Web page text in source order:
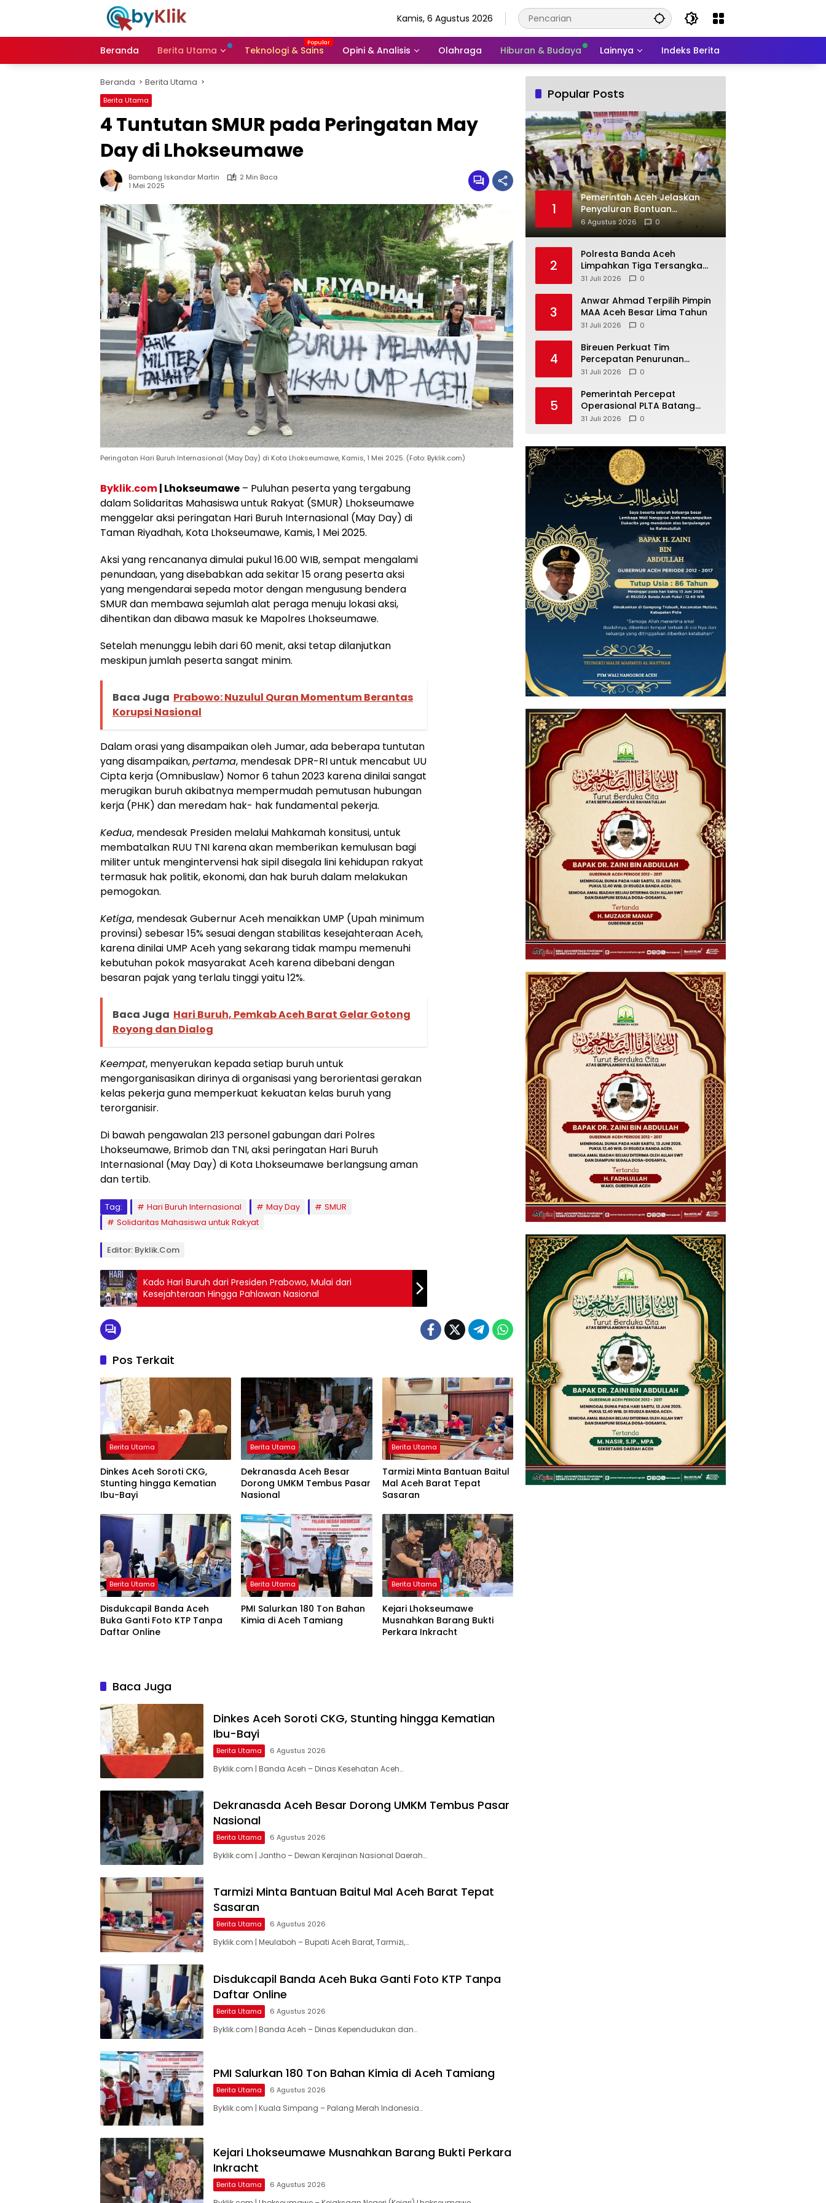
Kamis, 6 Agustus 2026
Beranda Berita Utama Teknologi & Sains Opini & Analisis Olahraga Hiburan & Budaya Lainnya Indeks Berita
Beranda Berita Utama
Berita Utama
4 Tuntutan SMUR pada Peringatan May
Day di Lhokseumawe
Bambang Iskandar Martin
2 Min Baca
1 Mei 2025
Peringatan Hari Buruh Internasional (May Day) di Kota Lhokseumawe, Kamis, 1 Mei 2025. (Foto: Byklik.com)
Byklik.com| Lhokseumawe – Puluhan peserta yang tergabung
dalam Solidaritas Mahasiswa untuk Rakyat (SMUR) Lhokseumawe
menggelar aksi peringatan Hari Buruh Internasional (May Day) di
Taman Riyadhah, Kota Lhokseumawe, Kamis, 1 Mei 2025.
Aksi yang rencananya dimulai pukul 16.00 WIB, sempat mengalami
penundaan, yang disebabkan ada sekitar 15 orang peserta aksi
yang mengendarai sepeda motor dengan mengusung bendera
SMUR dan membawa sejumlah alat peraga menuju lokasi aksi,
dihentikan dan dibawa masuk ke Mapolres Lhokseumawe.
Setelah menunggu lebih dari 60 menit, aksi tetap dilanjutkan
meskipun jumlah peserta sangat minim.
Baca Juga Prabowo: Nuzulul Quran Momentum Berantas
Korupsi Nasional
Dalam orasi yang disampaikan oleh Jumar, ada beberapa tuntutan
yang disampaikan,pertama, mendesak DPR-RI untuk mencabut UU
Cipta kerja (Omnibuslaw) Nomor 6 tahun 2023 karena dinilai sangat
merugikan buruh akibatnya mempermudah pemutusan hubungan
kerja (PHK) dan meredam hak- hak fundamental pekerja.
Kedua, mendesak Presiden melalui Mahkamah konsitusi, untuk
membatalkan RUU TNI karena akan memberikan kemulusan bagi
militer untuk mengintervensi hak sipil disegala lini kehidupan rakyat
termasuk hak politik, ekonomi, dan hak buruh dalam melakukan
pemogokan.
Ketiga, mendesak Gubernur Aceh menaikkan UMP (Upah minimum
provinsi) sebesar 15% sesuai dengan stabilitas kesejahteraan Aceh,
karena dinilai UMP Aceh yang sekarang tidak mampu memenuhi
kebutuhan pokok masyarakat Aceh karena dibebani dengan
besaran pajak yang terlalu tinggi yaitu 12%.
Baca Juga Hari Buruh, Pemkab Aceh Barat Gelar Gotong
Royong dan Dialog
Keempat, menyerukan kepada setiap buruh untuk
mengorganisasikan dirinya di organisasi yang berorientasi gerakan
kelas pekerja guna memperkuat kekuatan kelas buruh yang
terorganisir.
Di bawah pengawalan 213 personel gabungan dari Polres
Lhokseumawe, Brimob dan TNI, aksi peringatan Hari Buruh
Internasional (May Day) di Kota Lhokseumawe berlangsung aman
dan tertib.
Tag: Hari Buruh Internasional May Day
SMUR
Solidaritas Mahasiswa untuk Rakyat
Editor: Byklik.com
Kado Hari Buruh dari Presiden Prabowo, Mulai dari
Kesejahteraan Hingga Pahlawan Nasional
Pos Terkait
Berita Utama
Dinkes Aceh Soroti CKG,
Stunting hingga Kematian
Ibu-Bayi
Berita Utama
Dekranasda Aceh Besar
Dorong UMKM Tembus Pasar
Nasional
Berita Utama
Tarmizi Minta Bantuan Baitul
Mal Aceh Barat Tepat
Sasaran
Berita Utama
Disdukcapil Banda Aceh
Buka Ganti Foto KTP Tanpa
Daftar Online
Berita Utama
PMI Salurkan 180 Ton Bahan
Kimia di Aceh Tamiang
Berita Utama
Kejari Lhokseumawe
Musnahkan Barang Bukti
Perkara Inkracht
Baca Juga
Dinkes Aceh Soroti CKG, Stunting hingga Kematian
Ibu-Bayi
Berita Utama 6 Agustus 2026
Byklik.com | Banda Aceh – Dinas Kesehatan Aceh…
Dekranasda Aceh Besar Dorong UMKM Tembus Pasar
Nasional
Berita Utama 6 Agustus 2026
Byklik.com | Jantho – Dewan Kerajinan Nasional Daerah…
Tarmizi Minta Bantuan Baitul Mal Aceh Barat Tepat
Sasaran
Berita Utama 6 Agustus 2026
Byklik.com | Meulaboh – Bupati Aceh Barat, Tarmizi,…
Disdukcapil Banda Aceh Buka Ganti Foto KTP Tanpa
Daftar Online
Berita Utama 6 Agustus 2026
Byklik.com | Banda Aceh – Dinas Kependudukan dan…
PMI Salurkan 180 Ton Bahan Kimia di Aceh Tamiang
Berita Utama 6 Agustus 2026
Byklik.com | Kuala Simpang – Palang Merah Indonesia…
Kejari Lhokseumawe Musnahkan Barang Bukti Perkara
Inkracht
Berita Utama 6 Agustus 2026
Popular Posts
1
Pemerintah Aceh Jelaskan
Penyaluran Bantuan
Kementan
6 Agustus 2026 0
2
Polresta Banda Aceh
Limpahkan Tiga Tersangka
Narkotika ke Kejaksaan
31 Juli 2026 0
3
Anwar Ahmad Terpilih Pimpin
MAA Aceh Besar Lima Tahun
31 Juli 2026 0
4
Bireuen Perkuat Tim
Percepatan Penurunan
Stunting dan Evaluasi Kinerja
31 Juli 2026 0
5
Pemerintah Percepat
Operasional PLTA Batang
Toru Perkuat Listrik Sumatera
31 Juli 2026 0